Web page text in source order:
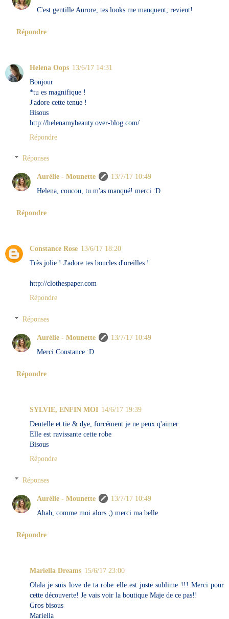
C'est gentille Aurore, tes looks me manquent, revient!
Répondre
Helena Oops 13/6/17 14:31
Bonjour
*tu es magnifique !
J'adore cette tenue !
Bisous
http://helenamybeauty.over-blog.com/
Répondre
Réponses
Aurélie - Mounette
13/7/17 10:49
Helena, coucou, tu m'as manqué! merci :D
Répondre
Constance Rose 13/6/17 18:20
Très jolie ! J'adore tes boucles d'oreilles !
http://clothespaper.com
Répondre
Réponses
Aurélie - Mounette
13/7/17 10:49
Merci Constance :D
Répondre
SYLVIE, ENFIN MOI 14/6/17 19:39
Dentelle et tie & dye, forcément je ne peux q'aimer
Elle est ravissante cette robe
Bisous
Répondre
Réponses
Aurélie - Mounette
13/7/17 10:49
Ahah, comme moi alors ;) merci ma belle
Répondre
Mariella Dreams 15/6/17 23:00
Olala je suis love de ta robe elle est juste sublime !!! Merci pour
cette découverte! Je vais voir la boutique Maje de ce pas!!
Gros bisous
Mariella